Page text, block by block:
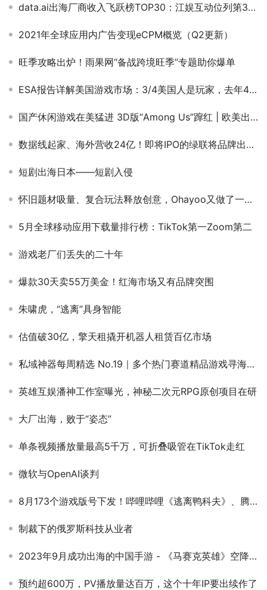
data.ai出海厂商收入飞跃榜TOP30：江娱互动位列第3名，星合互娱排在第11名
2021年全球应用内广告变现eCPM概览（Q2更新）
旺季攻略出炉！雨果网“备战跨境旺季”专题助你爆单
ESA报告详解美国游戏市场：3/4美国人是玩家，去年4034款获评级
国产休闲游戏在美猛进 3D版“Among Us”蹿红 | 欧美出海秀
数据线起家、海外营收24亿！即将IPO的绿联将品牌出海做了10年
短剧出海日本——短剧入侵
怀旧题材吸量、复合玩法释放创意，Ohayoo又做了一个登顶iOS免费榜的休闲爆款
5月全球移动应用下载量排行榜：TikTok第一Zoom第二
游戏老厂们丢失的二十年
爆款30天卖55万美金！红海市场又有品牌突围
朱啸虎，“逃离”具身智能
估值破30亿，擎天租撬开机器人租赁百亿市场
私域神器每周精选 No.19｜多个热门赛道精品游戏寻海内外合作与发行
英雄互娱潘神工作室曝光，神秘二次元RPG原创项目在研
大厂出海，败于“姿态”
单条视频播放量最高5千万，可折叠吸管在TikTok走红
微软与OpenAI谈判
8月173个游戏版号下发！哔哩哔哩《逃离鸭科夫》、腾讯《卡厄思梦境》已过审！
制裁下的俄罗斯科技从业者
2023年9月成功出海的中国手游 - 《马赛克英雄》空降增长榜冠军，多款RPG新游海外收入增长突出
预约超600万，PV播放量达百万，这个十年IP要出续作了